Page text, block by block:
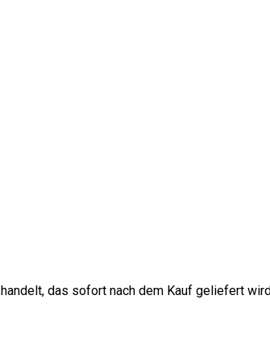
das sofort nach dem Kauf geliefert